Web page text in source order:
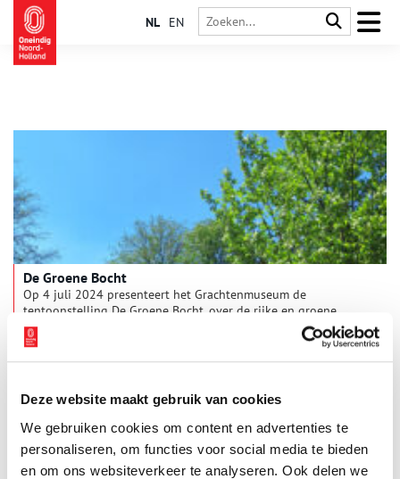
Deze website maakt gebruik van cookies
We gebruiken cookies om content en advertenties te
personaliseren, om functies voor social media te bieden
en om ons websiteverkeer te analyseren. Ook delen we
NL EN
De Groene Bocht
Op 4 juli 2024 presenteert het Grachtenmuseum de
tentoonstelling De Groene Bocht, over de rijke en groene
geschiedenis van de bomen langs de grachten en over de
stand van zaken in het heden. Er is o.a. werk te zien van Agnes
de Ruijter, Bert Barten en Jasper Riehms (That Weird Plant Guy).